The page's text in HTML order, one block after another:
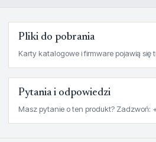
Pliki do pobrania
Karty katalogowe i firmware pojawią się
Pytania i odpowiedzi
Masz pytanie o ten produkt? Zadzwoń: